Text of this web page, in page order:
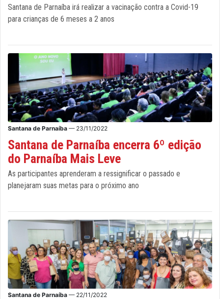
Santana de Parnaíba irá realizar a vacinação contra a Covid-19
para crianças de 6 meses a 2 anos
Santana de Parnaíba — 23/11/2022
Santana de Parnaíba encerra 6º edição
do Parnaíba Mais Leve
As participantes aprenderam a ressignificar o passado e
planejaram suas metas para o próximo ano
Santana de Parnaíba — 22/11/2022